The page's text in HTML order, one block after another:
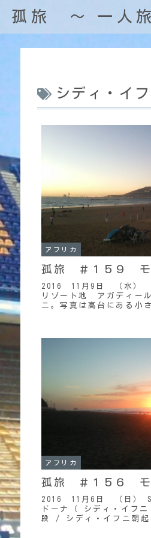
孤旅 〜 一人
シディ・イ
アフリカ
孤旅 ＃１５９ モ
2016 11月9日 （水
リゾート地 アガディー
ニ。写真は高台にある小
アフリカ
孤旅 ＃１５６ モ
2016 11月6日 （日）
ドーナ（ シディ・イフ
段 / シディ・イフニ朝起